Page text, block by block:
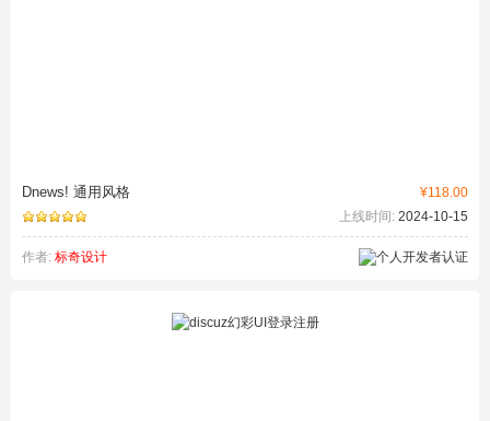
¥118.00
Dnews! 通用风格
上线时间: 2024-10-15
作者: 标奇设计